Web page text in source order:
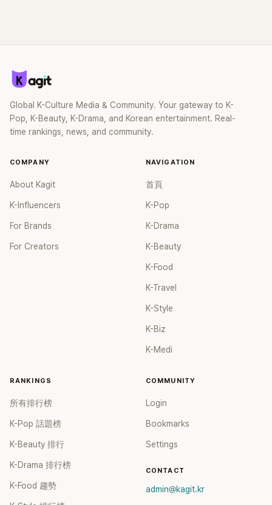
Global K-Culture Media & Community. Your gateway to K-
Pop, K-Beauty, K-Drama, and Korean entertainment. Real-
time rankings, news, and community.
COMPANY
About Kagit
K-Influencers
For Brands
For Creators
NAVIGATION
首頁
K-Pop
K-Drama
K-Beauty
K-Food
K-Travel
K-Style
K-Biz
K-Medi
RANKINGS
所有排行榜
K-Pop 話題榜
K-Beauty 排行
K-Drama 排行榜
K-Food 趨勢
COMMUNITY
Login
Bookmarks
Settings
CONTACT
admin@kagit.kr